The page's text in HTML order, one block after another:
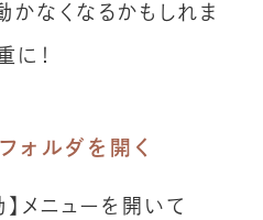
かなくなるかもしれま
に！
ォルダを開く
メニューを開いて